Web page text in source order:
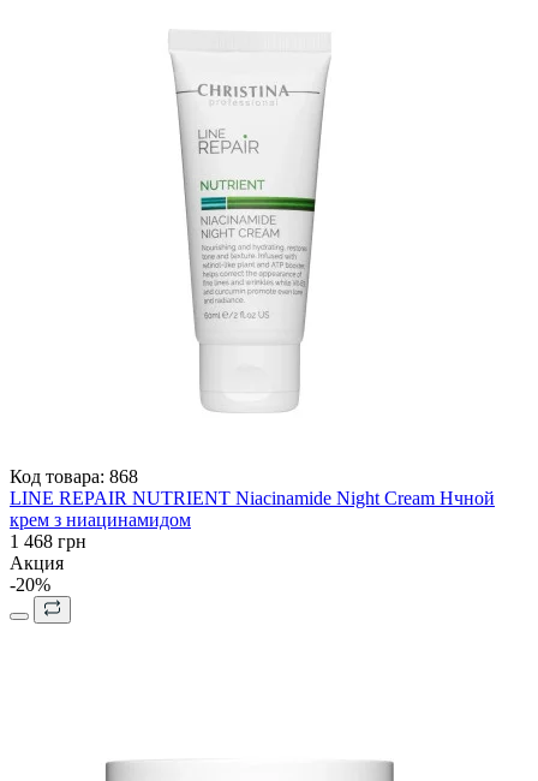
Код товара: 868
LINE REPAIR NUTRIENT Niacinamide Night Cream Нчной
крем з ниацинамидом
1 468 грн
Акция
-20%